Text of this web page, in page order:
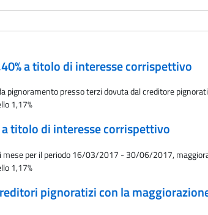
a titolo di interesse corrispettivo
presso terzi dovuta dal creditore
1,17%
titolo di interesse corrispettivo
mese per il periodo 16/03/2017 - 30/06/2017,
1,17%
pignoratizi con la